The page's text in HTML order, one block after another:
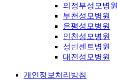
의정부성모병원
부천성모병원
은평성모병원
인천성모병원
성빈센트병원
대전성모병원
개인정보처리방침